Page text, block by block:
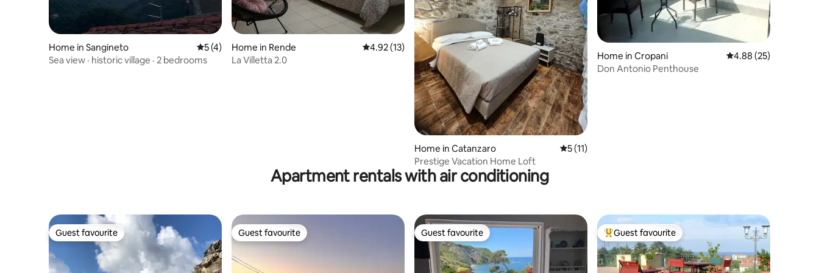
Home in Sangineto 5 out of 5 average rating, 4 reviews
5 (4)
Sea view · historic village · 2 bedrooms
Home in Rende 4.92 out of 5 average rating, 13 reviews
4.92 (13)
La Villetta 2.0
Home in Catanzaro 5 out of 5 average rating, 11 reviews
5 (11)
Prestige Vacation Home Loft
Home in Cropani 4.88 out of 5 average
4.88 (25)
Don Antonio Penthouse
Apartment rentals with air conditioning
Guest favourite
Guest favourite Guest favourite
Guest favourite Guest favourite
Guest favourite Top guest favourite
Guest favourite